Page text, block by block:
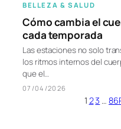
BELLEZA & SALUD
Cómo cambia el
cada temporada
Las estaciones no solo
los ritmos internos del
que el…
07/04/2026
1 23 … 86